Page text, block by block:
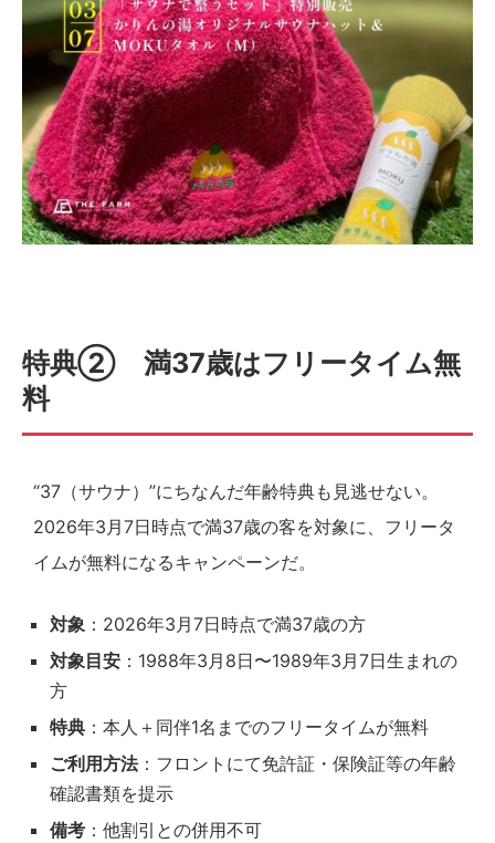
特典② 満37歳はフリータイム無
料
“37（サウナ）”にちなんだ年齢特典も見逃せない。
2026年3月7日時点で満37歳の客を対象に、フリータ
イムが無料になるキャンペーンだ。
対象 ：2026年3月7日時点で満37歳の方
対象目安 ：1988年3月8日〜1989年3月7日生まれの
方
特典 ：本人＋同伴1名までのフリータイムが無料
ご利用方法：フロントにて免許証・保険証等の年齢
確認書類を提示
備考 ：他割引との併用不可